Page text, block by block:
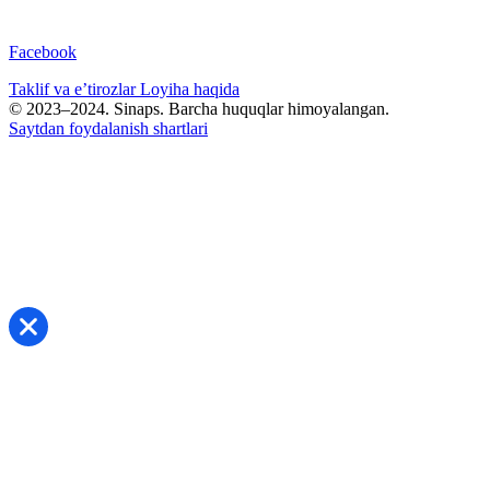
Facebook
Taklif va e’tirozlarLoyiha haqida
© 2023–2024. Sinaps. Barcha huquqlar himoyalangan.
Saytdan foydalanish shartlari